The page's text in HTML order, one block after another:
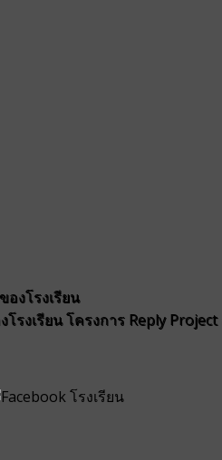
งโรงเรียน
โรงเรียน โครงการ Reply